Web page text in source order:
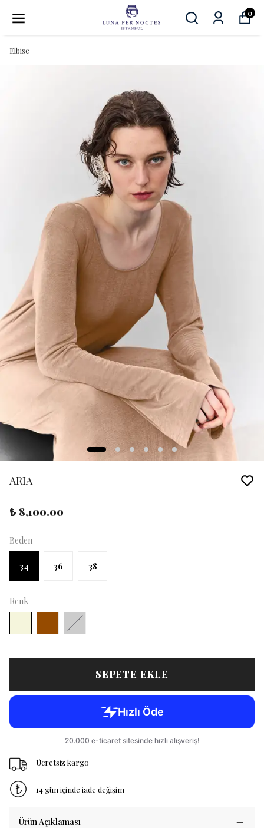
0
Elbise
ARIA
₺ 8,100.00
Beden
34 36 38
Renk
SEPETE EKLE
Ücretsiz kargo
14 gün içinde iade değişim
Ürün Açıklaması